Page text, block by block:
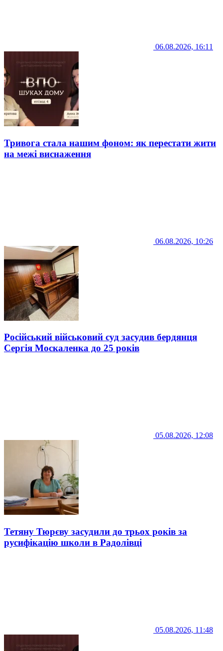
06.08.2026, 16:11
Тривога стала нашим фоном: як перестати жити
на межі виснаження
06.08.2026, 10:26
Російський військовий суд засудив бердянця
Сергія Москаленка до 25 років
05.08.2026, 12:08
Тетяну Тюрєву засудили до трьох років за
русифікацію школи в Радолівці
05.08.2026, 11:48